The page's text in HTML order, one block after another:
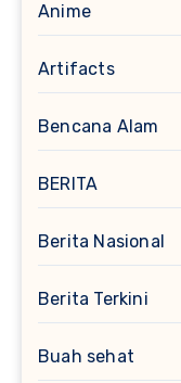
Anime
Artifacts
Bencana Alam
BERITA
Berita Nasional
Berita Terkini
Buah sehat